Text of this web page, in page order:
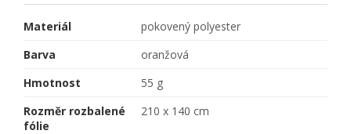
Materiál
pokovený polyester
Barva
oranžová
Hmotnost
55 g
Rozměr rozbalené
fólie
210 x 140 cm